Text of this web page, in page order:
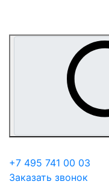
+7 495 741 00 03
Заказать звонок